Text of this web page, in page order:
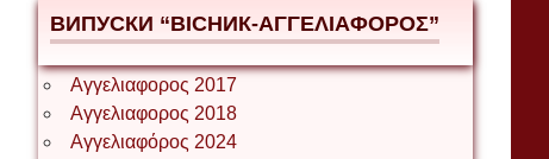
ВИПУСКИ “ВІСНИК-ΑΓΓΕΛΙΑΦΟΡΟΣ”
Αγγελιαφορος 2017
Αγγελιαφορος 2018
Αγγελιαφόρος 2024